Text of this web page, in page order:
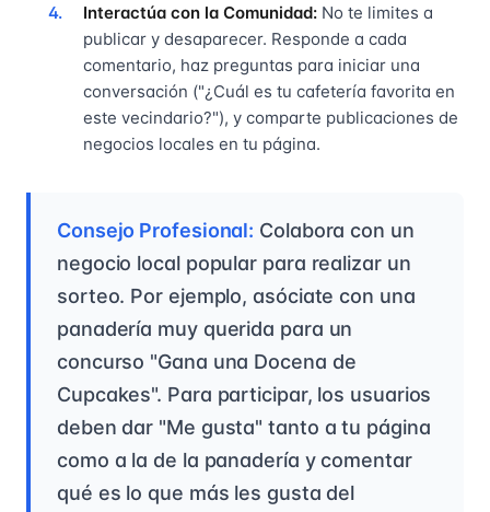
Interactúa con la Comunidad: No te limites a
publicar y desaparecer. Responde a cada
comentario, haz preguntas para iniciar una
conversación ("¿Cuál es tu cafetería favorita en
este vecindario?"), y comparte publicaciones de
negocios locales en tu página.
Consejo Profesional: Colabora con un
negocio local popular para realizar un
sorteo. Por ejemplo, asóciate con una
panadería muy querida para un
concurso "Gana una Docena de
Cupcakes". Para participar, los usuarios
deben dar "Me gusta" tanto a tu página
como a la de la panadería y comentar
qué es lo que más les gusta del